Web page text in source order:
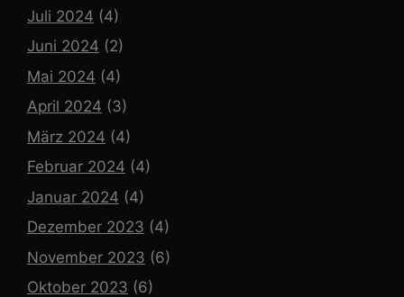
Juli 2024 (4)
Juni 2024 (2)
Mai 2024 (4)
April 2024 (3)
März 2024 (4)
Februar 2024 (4)
Januar 2024 (4)
Dezember 2023 (4)
November 2023 (6)
Oktober 2023 (6)